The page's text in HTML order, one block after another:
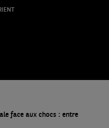
face aux chocs : entre